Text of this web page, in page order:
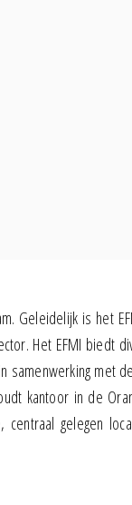
Geleidelijk is het
Het EFMI biedt
met
kantoor in de
centraal gelegen